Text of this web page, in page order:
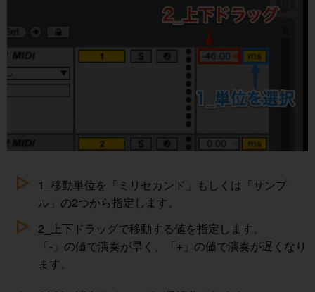
1_移動単位を「ミリセカンド」もしくは「サンプ
ル」の2つから指定します。
2_上下ドラッグで移動する値を指定します。
「-」の値で演奏が早く、「+」の値で演奏が遅くなり
ます。